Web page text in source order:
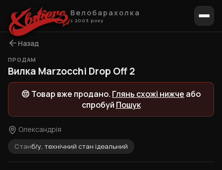
Велобарахолка
з 2003 року
Назад
ПРОДАМ
Вилка Marzocchi Drop Off 2
😔 Товар вже продано. Глянь схожі нижче або
спробуй Пошук
Олександрія
Станб/у, технічний стан ідеальний